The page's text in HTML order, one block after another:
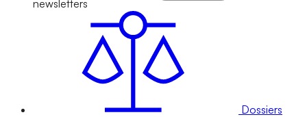
newsletters
Dossiers